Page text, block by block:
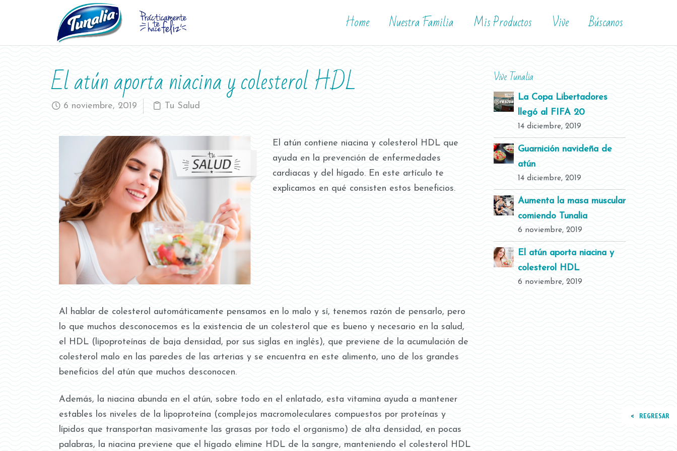
Home Nuestra Familia Mis Productos Vive Búscanos
El atún aporta niacina y colesterol HDL
6 noviembre, 2019 Tu Salud
El atún contiene niacina y colesterol HDL que
ayuda en la prevención de enfermedades
cardiacas y del hígado. En este artículo te
explicamos en qué consisten estos beneficios.
Al hablar de colesterol automáticamente pensamos en lo malo y sí, tenemos razón de pensarlo, pero
lo que muchos desconocemos es la existencia de un colesterol que es bueno y necesario en la salud,
el HDL (lipoproteínas de baja densidad, por sus siglas en inglés), que previene de la acumulación de
colesterol malo en las paredes de las arterias y se encuentra en este alimento, uno de los grandes
beneficios del atún que muchos desconocen.
Además, la niacina abunda en el atún, sobre todo en el enlatado, esta vitamina ayuda a mantener
estables los niveles de la lipoproteína (complejos macromoleculares compuestos por proteínas y
lípidos que transportan masivamente las grasas por todo el organismo) de alta densidad, en pocas
palabras, la niacina previene que el hígado elimine HDL de la sangre, manteniendo el colesterol HDL
Vive Tunalia
La Copa Libertadores
llegó al FIFA 20
14 diciembre, 2019
Guarnición navideña de
atún
14 diciembre, 2019
Aumenta la masa muscular
comiendo Tunalia
6 noviembre, 2019
El atún aporta niacina y
colesterol HDL
6 noviembre, 2019
REGRESAR